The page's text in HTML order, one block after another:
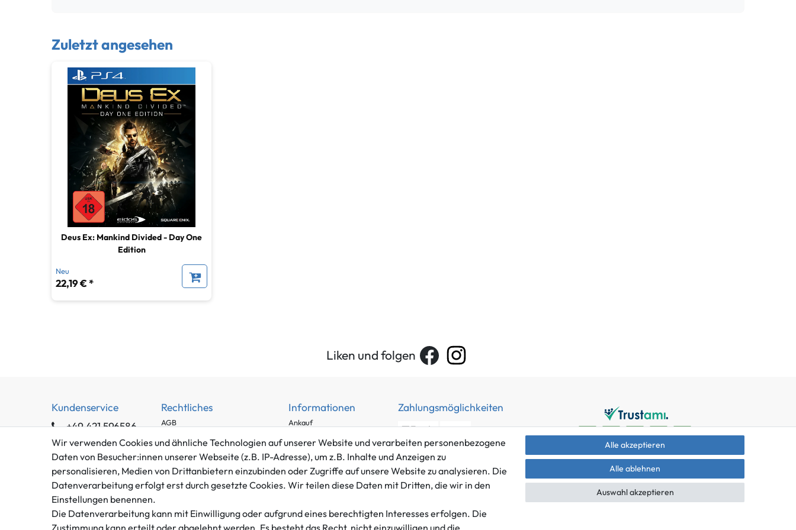
Zuletzt angesehen
Deus Ex: Mankind Divided - Day One
Edition
Neu
22,19 € *
Liken und folgen
Kundenservice
+49 421 596586
Mo. - Fr. 9 - 16 Uhr
info@gameworld.de
Kontaktformular
Rechtliches
AGB
Impressum
Datenschutzerklärung
Barrierefreiheitserklärung
Widerrufs­recht
Informationen
Ankauf
Häufig gestellte Fragen
Zahlung und Versand
Batterieentsorgung
Zahlungsmöglichkeiten
Mitglied im Händlerbund
Wir verwenden Cookies und ähnliche Technologien auf unserer Website und verarbeiten personenbezogene
Daten von Besucher:innen unserer Webseite (z.B. IP-Adresse), um z.B. Inhalte und Anzeigen zu
personalisieren, Medien von Drittanbietern einzubinden oder Zugriffe auf unsere Website zu analysieren. Die
Datenverarbeitung erfolgt erst durch gesetzte Cookies. Wir teilen diese Daten mit Dritten, die wir in den
Einstellungen benennen.
Die Datenverarbeitung kann mit Einwilligung oder aufgrund eines berechtigten Interesses erfolgen. Die
Zustimmung kann erteilt oder abgelehnt werden. Es besteht das Recht, nicht einzuwilligen und die
Alle akzeptieren
Alle ablehnen
Auswahl akzeptieren